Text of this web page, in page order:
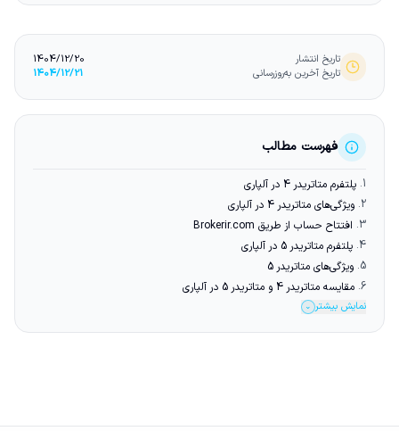
تاریخ انتشار
1404/12/20
تاریخ آخرین به‌روزرسانی
1404/12/21
فهرست مطالب
1. پلتفرم متاتریدر 4 در آلپاری
2. ویژگی‌های متاتریدر 4 در آلپاری
3. افتتاح حساب از طریق Brokerir.com
4. پلتفرم متاتریدر 5 در آلپاری
5. ویژگی‌های متاتریدر 5
6. مقایسه متاتریدر 4 و متاتریدر 5 در آلپاری
نمایش بیشتر ⌄